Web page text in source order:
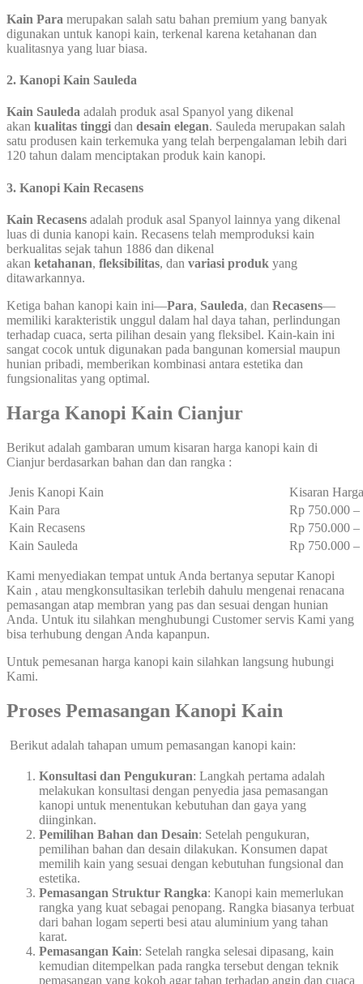
Kain Para merupakan salah satu bahan premium yang banyak
digunakan untuk kanopi kain, terkenal karena ketahanan dan
kualitasnya yang luar biasa.
2. Kanopi Kain Sauleda
Kain Sauleda adalah produk asal Spanyol yang dikenal
akan kualitas tinggi dan desain elegan. Sauleda merupakan salah
satu produsen kain terkemuka yang telah berpengalaman lebih dari
120 tahun dalam menciptakan produk kain kanopi.
3. Kanopi Kain Recasens
Kain Recasens adalah produk asal Spanyol lainnya yang dikenal
luas di dunia kanopi kain. Recasens telah memproduksi kain
berkualitas sejak tahun 1886 dan dikenal
akan ketahanan, fleksibilitas, dan variasi produk yang
ditawarkannya.
Ketiga bahan kanopi kain ini—Para, Sauleda, dan Recasens—
memiliki karakteristik unggul dalam hal daya tahan, perlindungan
terhadap cuaca, serta pilihan desain yang fleksibel. Kain-kain ini
sangat cocok untuk digunakan pada bangunan komersial maupun
hunian pribadi, memberikan kombinasi antara estetika dan
fungsionalitas yang optimal.
Harga Kanopi Kain Cianjur
Berikut adalah gambaran umum kisaran harga kanopi kain di
Cianjur berdasarkan bahan dan dan rangka :
Jenis Kanopi Kain
Kisaran
Kain Para
Rp 750.000
Kain Recasens
Rp 750.000
Kain Sauleda
Rp 750.000
Kami menyediakan tempat untuk Anda bertanya seputar Kanopi
Kain , atau mengkonsultasikan terlebih dahulu mengenai renacana
pemasangan atap membran yang pas dan sesuai dengan hunian
Anda. Untuk itu silahkan menghubungi Customer servis Kami yang
bisa terhubung dengan Anda kapanpun.
Untuk pemesanan harga kanopi kain silahkan langsung hubungi
Kami.
Proses Pemasangan Kanopi Kain
Berikut adalah tahapan umum pemasangan kanopi kain:
Konsultasi dan Pengukuran: Langkah pertama adalah
melakukan konsultasi dengan penyedia jasa pemasangan
kanopi untuk menentukan kebutuhan dan gaya yang
diinginkan.
Pemilihan Bahan dan Desain: Setelah pengukuran,
pemilihan bahan dan desain dilakukan. Konsumen dapat
memilih kain yang sesuai dengan kebutuhan fungsional dan
estetika.
Pemasangan Struktur Rangka: Kanopi kain memerlukan
rangka yang kuat sebagai penopang. Rangka biasanya terbuat
dari bahan logam seperti besi atau aluminium yang tahan
karat.
Pemasangan Kain: Setelah rangka selesai dipasang, kain
kemudian ditempelkan pada rangka tersebut dengan teknik
pemasangan yang kokoh agar tahan terhadap angin dan cuaca